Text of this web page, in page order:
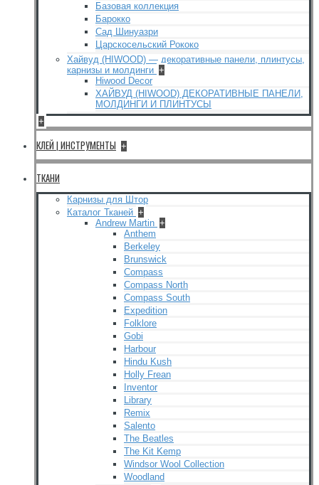
Базовая коллекция
Барокко
Сад Шинуазри
Царскосельский Рококо
Хайвуд (HIWOOD) — декоративные панели, плинтусы,
карнизы и молдинги +
Hiwood Decor
ХАЙВУД (HIWOOD) ДЕКОРАТИВНЫЕ ПАНЕЛИ,
МОЛДИНГИ И ПЛИНТУСЫ
+
КЛЕЙ | ИНСТРУМЕНТЫ +
ТКАНИ
Карнизы для Штор
Каталог Тканей +
Andrew Martin +
Anthem
Berkeley
Brunswick
Compass
Compass North
Compass South
Expedition
Folklore
Gobi
Harbour
Hindu Kush
Holly Frean
Inventor
Library
Remix
Salento
The Beatles
The Kit Kemp
Windsor Wool Collection
Woodland